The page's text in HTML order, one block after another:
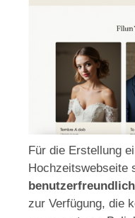
Für die Erstellung
Hochzeitswebseite
zur Verfügung, die